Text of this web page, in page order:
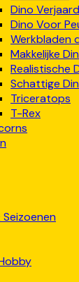
Dino
Dino Voor
Werkbladen
Makkelijke
Realistische
Schattige
Triceratops
T-Rex